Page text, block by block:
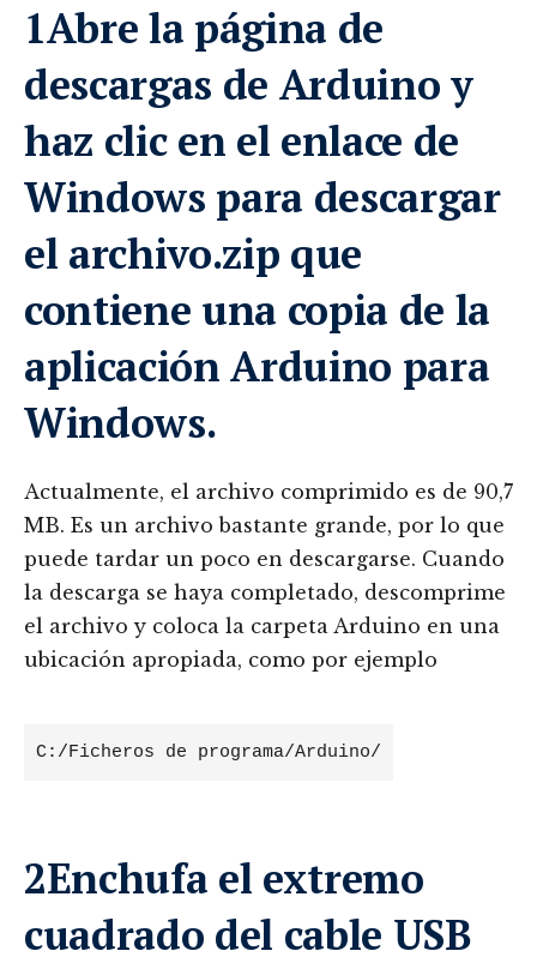
1Abre la página de
descargas de Arduino y
haz clic en el enlace de
Windows para descargar
el archivo.zip que
contiene una copia de la
aplicación Arduino para
Windows.
Actualmente, el archivo comprimido es de 90,7
MB. Es un archivo bastante grande, por lo que
puede tardar un poco en descargarse. Cuando
la descarga se haya completado, descomprime
el archivo y coloca la carpeta Arduino en una
ubicación apropiada, como por ejemplo
C:/Ficheros de programa/Arduino/
2Enchufa el extremo
cuadrado del cable USB